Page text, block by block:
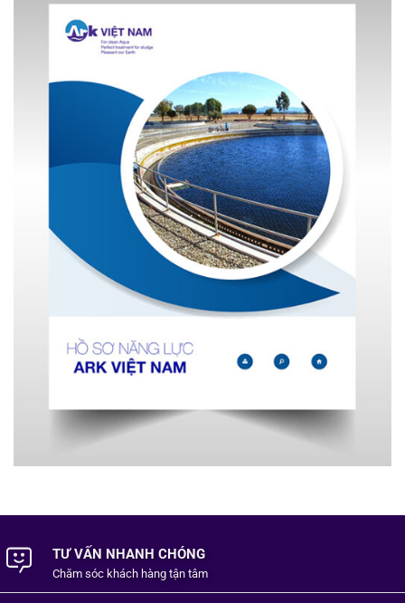
TƯ VẤN NHANH CHÓNG
Chăm sóc khách hàng tận tâm